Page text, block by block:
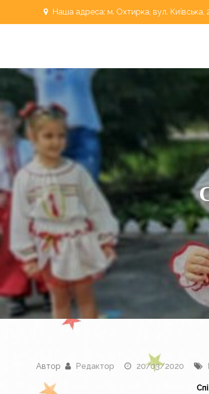
Наша адреса: м. Охтирка, вул. Київська,
Автор Редактор 20/03/2020